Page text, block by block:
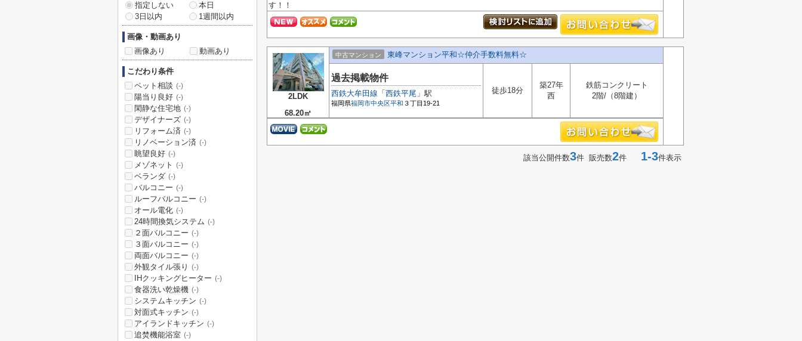
す！！
2LDK
68.20㎡
中古マンション 東峰マンション平和☆仲介手数料無料☆
過去掲載物件
西鉄大牟田線 「 西鉄平尾 」駅
福岡県福岡市中央区平和 ３丁目19-21
徒歩18分
築27年
西
鉄筋コンクリート
2階/（8階建）
該当公開件数3件 販売数2件 1-3件表示
指定しない
本日
3日以内
1週間以内
画像・動画あり
画像あり
動画あり
こだわり条件
ペット相談 (-)
陽当り良好 (-)
閑静な住宅地 (-)
デザイナーズ (-)
リフォーム済 (-)
リノベーション済 (-)
眺望良好 (-)
メゾネット (-)
ベランダ (-)
バルコニー (-)
ルーフバルコニー (-)
オール電化 (-)
24時間換気システム (-)
２面バルコニー (-)
３面バルコニー (-)
両面バルコニー (-)
外観タイル張り (-)
IHクッキングヒーター (-)
食器洗い乾燥機 (-)
システムキッチン (-)
対面式キッチン (-)
アイランドキッチン (-)
追焚機能浴室 (-)